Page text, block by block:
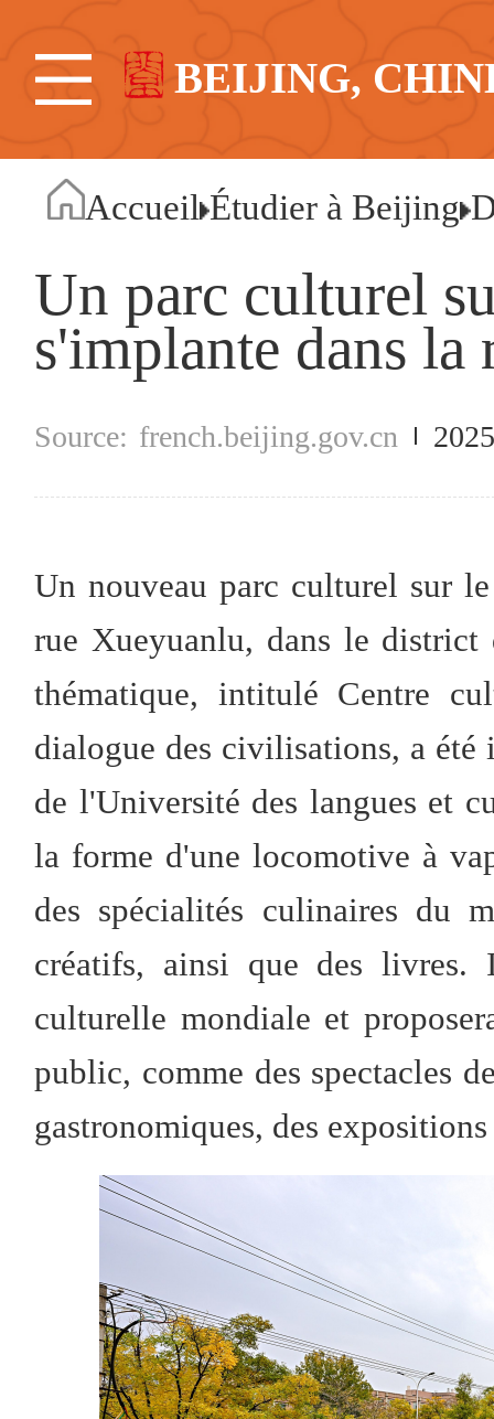
BEIJING,
Accueil Étudier à Beijing
Un parc culturel
s'implante dans
french.beijing.gov.cn
Un nouveau parc culturel sur
rue Xueyuanlu, dans le
thématique, intitulé Centre
dialogue des civilisations, a été
de l'Université des langues et
la forme d'une locomotive à
des spécialités culinaires du
créatifs, ainsi que des
culturelle mondiale et
public, comme des spectacles
gastronomiques, des